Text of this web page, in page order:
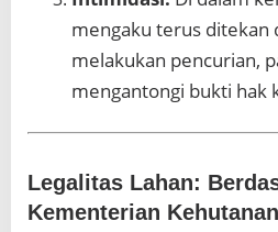
mengaku terus ditekan
melakukan pencurian,
mengantongi bukti hak
Legalitas Lahan:
Kementerian Kehutanan